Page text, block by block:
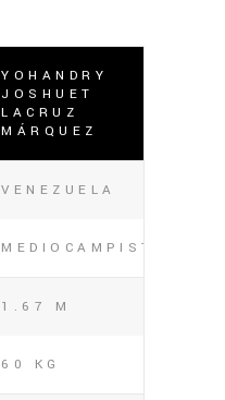
YOHANDRY
JOSHUET
LACRUZ
MÁRQUEZ
VENEZUELA
MEDIOCAMPISTA
1.67 M
60 KG